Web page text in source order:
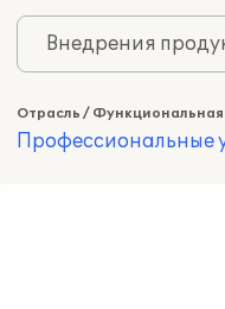
Внедрения
Отрасль / Функциональная
Профессиональные